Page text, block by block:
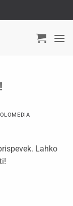
Lahko